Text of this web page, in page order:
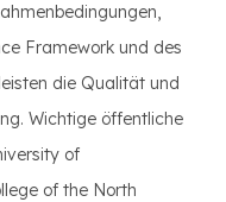
Framework und des
die Qualität und
Wichtige öffentliche
of
of the North